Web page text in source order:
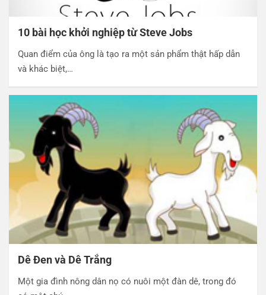
10 bài học khởi nghiệp từ Steve Jobs
Quan điểm của ông là tạo ra một sản phẩm thật hấp dẫn
và khác biệt,…
Dê Đen và Dê Trắng
Một gia đình nông dân nọ có nuôi một đàn dê, trong đó